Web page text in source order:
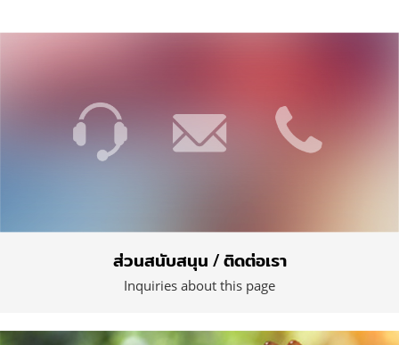
ส่วนสนับสนุน / ติดต่อเรา
Inquiries about this page